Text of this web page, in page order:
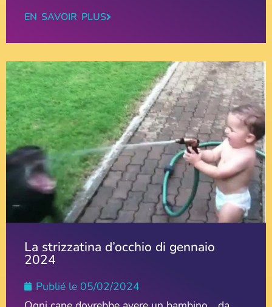
EN SAVOIR PLUS
La strizzatina d’occhio di gennaio
2024
Publié le 05/02/2024